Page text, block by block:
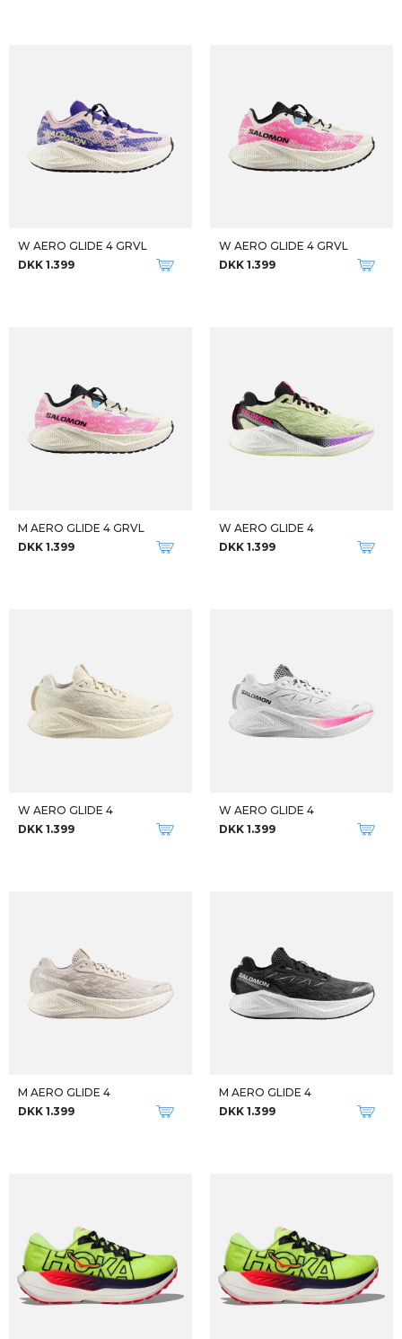
W AERO GLIDE 4 GRVL
DKK 1.399
W AERO GLIDE 4 GRVL
DKK 1.399
M AERO GLIDE 4 GRVL
DKK 1.399
W AERO GLIDE 4
DKK 1.399
W AERO GLIDE 4
DKK 1.399
W AERO GLIDE 4
DKK 1.399
M AERO GLIDE 4
DKK 1.399
M AERO GLIDE 4
DKK 1.399